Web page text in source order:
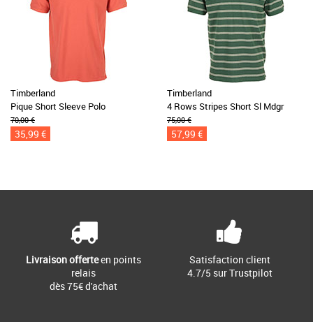
Timberland
Pique Short Sleeve Polo
70,00 €
35,99 €
Timberland
4 Rows Stripes Short Sl Mdgr
75,00 €
57,99 €
Livraison offerteen points
relais
dès 75€ d'achat
Satisfaction client
4.7/5 sur Trustpilot